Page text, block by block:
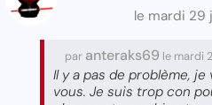
le mardi 29
par anteraks69 le mardi
Il y a pas de problème,
vous. Je suis trop con